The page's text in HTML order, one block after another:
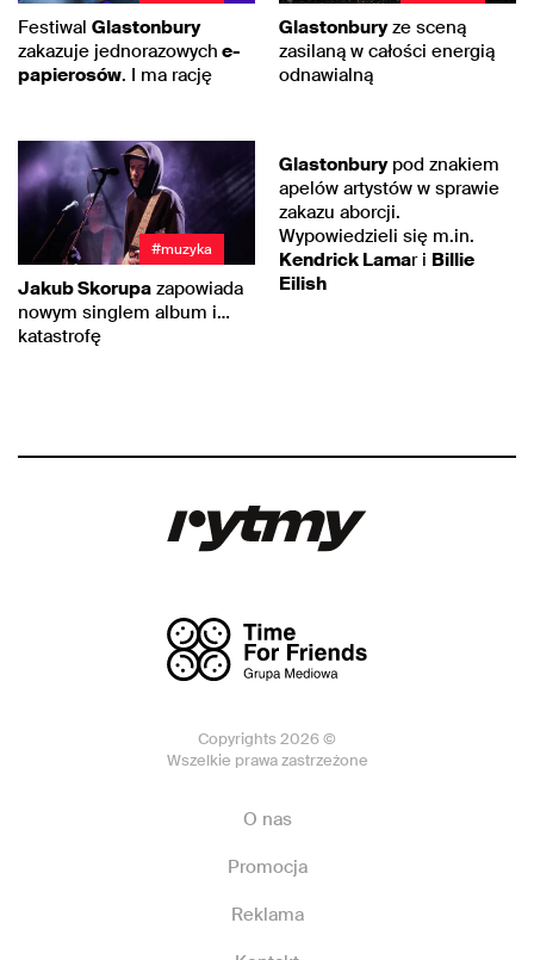
Festiwal Glastonbury
zakazuje jednorazowych e-
papierosów. I ma rację
Glastonburyze sceną
zasilaną w całości energią
odnawialną
#muzyka
Jakub Skorupa zapowiada
nowym singlem album i…
katastrofę
Glastonburypod znakiem
apelów artystów w sprawie
zakazu aborcji.
Wypowiedzieli się m.in.
Kendrick Lamar i Billie
Eilish
Copyrights 2026 ©
Wszelkie prawa zastrzeżone
O nas
Promocja
Reklama